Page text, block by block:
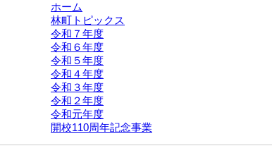
ホーム
林町トピックス
令和７年度
令和６年度
令和５年度
令和４年度
令和３年度
令和２年度
令和元年度
開校110周年記念事業